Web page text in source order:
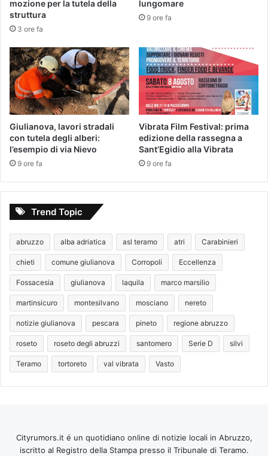
mozione per la tutela della
struttura
3 ore fa
lungomare
9 ore fa
Giulianova, lavori stradali
con tutela degli alberi:
l’esempio di via Nievo
9 ore fa
Vibrata Film Festival: prima
edizione della rassegna a
Sant’Egidio alla Vibrata
9 ore fa
Trend Topic
abruzzo alba adriatica asl teramo atri Carabinieri
chieti comune giulianova Corropoli Eccellenza
Fossacesia giulianova laquila marco marsilio
martinsicuro montesilvano mosciano nereto
notizie giulianova pescara pineto regione abruzzo
roseto roseto degli abruzzi santomero Serie D silvi
Teramo tortoreto val vibrata Vasto
Cityrumors.it é un quotidiano online di notizie locali in Abruzzo,
iscritto al Registro della Stampa presso il Tribunale di Teramo.